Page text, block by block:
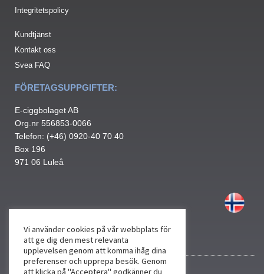
Integritetspolicy
Kundtjänst
Kontakt oss
Svea FAQ
FÖRETAGSUPPGIFTER:
E-ciggbolaget AB
Org.nr 556853-0066
Telefon: (+46) 0920-40 70 40
Box 196
971 06 Luleå
Vi använder cookies på vår webbplats för
att ge dig den mest relevanta
upplevelsen genom att komma ihåg dina
preferenser och upprepa besök. Genom
att klicka på "Acceptera" godkänner du